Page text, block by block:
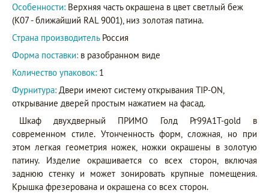
Особенности: Верхняя часть окрашена в цвет светлый беж
(K07 - ближайший RAL 9001), низ золотая патина.
Страна производитель Россия
Форма поставки: в разобранном виде
Количество упаковок: 1
Фурнитура: Двери имеют систему открывания TIP-ON,
открывание дверей простым нажатием на фасад.
Шкаф двухдверный ПРИМО Голд Pr99A1T-gold в
современном стиле. Утонченность форм, сложная, но при
этом легкая геометрия ножек, ножки окрашены в золотую
патину. Изделие окрашивается со всех сторон, включая
заднюю стенку и может зонировать крупные помещения.
Крышка фрезерована и окрашена со всех сторон.